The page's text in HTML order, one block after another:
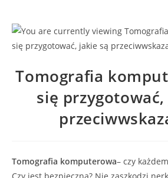
Tomografia
się
Tomografia komputerowa– czy
Czy jest bezpieczna? Nie zaszkodzi